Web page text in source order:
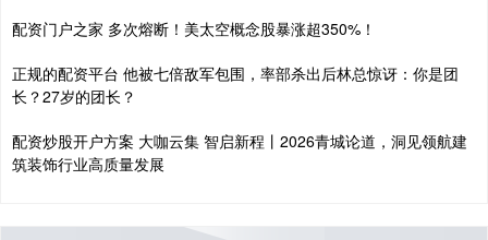
配资门户之家 多次熔断！美太空概念股暴涨超350%！
正规的配资平台 他被七倍敌军包围，率部杀出后林总惊讶：你是团
长？27岁的团长？
配资炒股开户方案 大咖云集 智启新程丨2026青城论道，洞见领航建
筑装饰行业高质量发展